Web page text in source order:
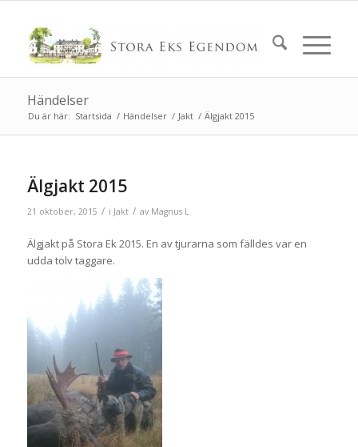
Händelser
Du är här: Startsida / Händelser / Jakt / Älgjakt 2015
Älgjakt 2015
21 oktober, 2015 / i Jakt / av Magnus L
Älgjakt på Stora Ek 2015. En av tjurarna som fälldes var en
udda tolv taggare.